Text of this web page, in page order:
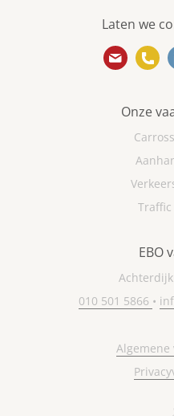
Laten we
Onze
EBO
010 501 5866 •
Algemene